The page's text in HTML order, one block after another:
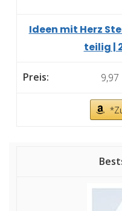
Ideen mit Herz
teilig |
9,97